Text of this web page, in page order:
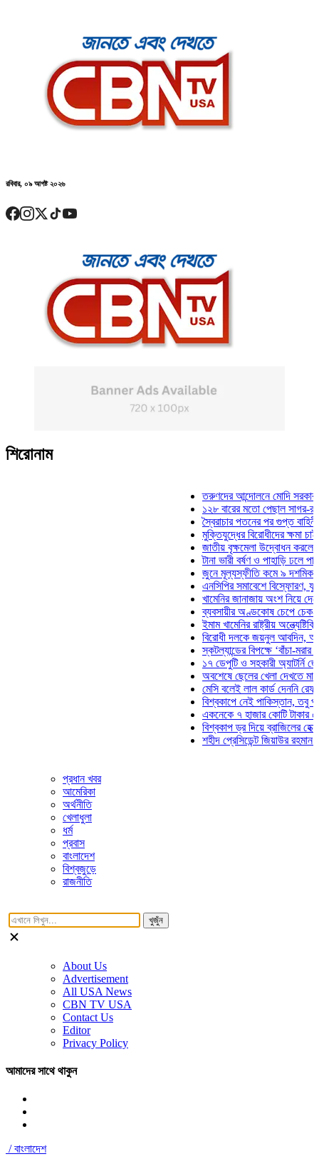
রবিবার, ০৯ আগষ্ট ২০২৬
শিরোনাম
তরুণদের আন্দোলনে মোদি সরকার
১২৮ বারের মতো পেছাল সাগর-রুনি
স্বৈরাচার পতনের পর গুপ্ত বাহিনীর
মুক্তিযুদ্ধের বিরোধীদের ক্ষমা চাইতে
জাতীয় বৃক্ষমেলা উদ্বোধন করলেন
টানা ভারী বর্ষণ ও পাহাড়ি ঢলে
জুনে মূল্যস্ফীতি কমে ৯ দশমিক ১৬
এনসিপির সমাবেশে বিস্ফোরণ,
খামেনির জানাজায় অংশ নিয়ে দেশে
ব্যবসায়ীর অণ্ডকোষ চেপে চেক-
ইমাম খামেনির রাষ্ট্রীয়
বিরোধী দলকে জয়নুল আবদিন,
স্কটল্যান্ডের বিপক্ষে ‘বাঁচা-মরার
১৭ ডেপুটি ও সহকারী অ্যাটর্নি
অবশেষে ছেলের খেলা দেখতে মাঠে
মেসি বলেই লাল কার্ড দেননি রেফারি!
বিশ্বকাপে নেই পাকিস্তান, তবু
একনেকে ৭ হাজার কোটি টাকার ৫
বিশ্বকাপ ড্র দিয়ে ব্রাজিলের হেক্সা
শহীদ প্রেসিডেন্ট জিয়াউর রহমান
প্রধান খবর
আমেরিকা
অর্থনীতি
খেলাধুলা
ধর্ম
প্রবাস
বাংলাদেশ
বিশ্বজুড়ে
রাজনীতি
খুজুঁন
About Us
Advertisement
All USA News
CBN TV USA
Contact Us
Editor
Privacy Policy
আমাদের সাথে থাকুন
/বাংলাদেশ